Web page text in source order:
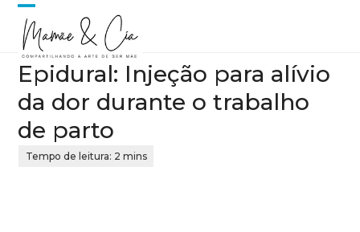
Skip
content
Open
mobile
menu
Close
mobile
menu
Epidural: Injeção para alívio
da dor durante o trabalho
de parto